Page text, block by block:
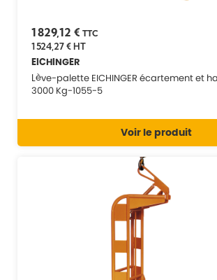
1 829,12 € TTC
1 524,27 €HT
EICHINGER
Lève-palette EICHINGER écartement et
3000 Kg-1055-5
Voir le produit